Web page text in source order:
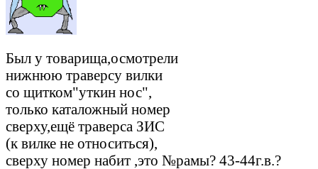
Был у товарища,осмотрели
нижнюю траверсу вилки
со щитком"уткин нос",
только каталожный номер
сверху,ещё траверса ЗИС
(к вилке не относиться),
сверху номер набит ,это №рамы? 43-44г.в.?